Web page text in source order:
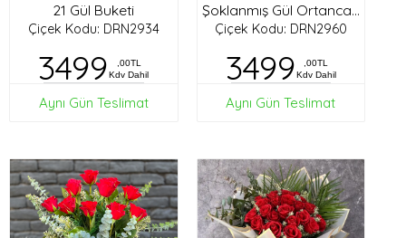
21 Gül Buketi
Çiçek Kodu: DRN2934
3499
,00TL
Kdv Dahil
Aynı Gün Teslimat
Şoklanmış Gül Ortanca Tasarım
Çiçek Kodu: DRN2960
3499
,00TL
Kdv Dahil
Aynı Gün Teslimat